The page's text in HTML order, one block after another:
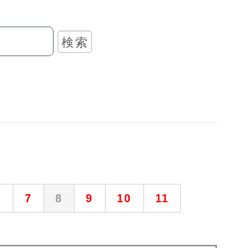
7 8 9 10 11